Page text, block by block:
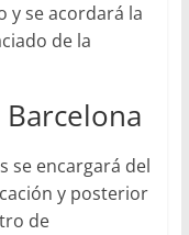
y se acordará la
de la
se encargará del
y posterior
de